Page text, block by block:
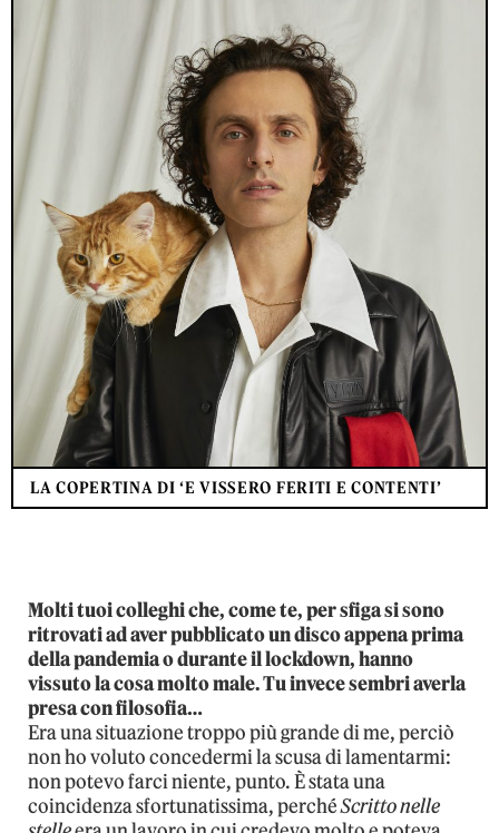
LA COPERTINA DI ‘E VISSERO FERITI E CONTENTI’
Molti tuoi colleghi che, come te, per sfiga si sono
ritrovati ad aver pubblicato un disco appena prima
della pandemia o durante il lockdown, hanno
vissuto la cosa molto male. Tu invece sembri averla
presa con filosofia…
Era una situazione troppo più grande di me, perciò
non ho voluto concedermi la scusa di lamentarmi:
non potevo farci niente, punto. È stata una
coincidenza sfortunatissima, perchéScritto nelle